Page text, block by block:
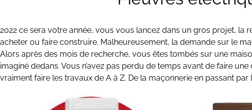
2022 ce sera votre année, vous vous lancez dans un gros projet, la
acheter ou faire construire. Malheureusement, la demande sur le
Alors après des mois de recherche, vous êtes tombés sur une
imaginé dedans. Vous n’avez pas perdu de temps avant de faire
vraiment faire les travaux de A à Z. De la maçonnerie en passant par